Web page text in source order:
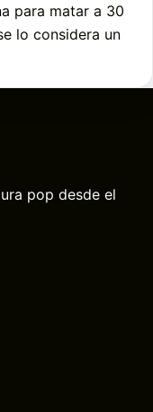
para matar a 30
lo considera un
pop desde el